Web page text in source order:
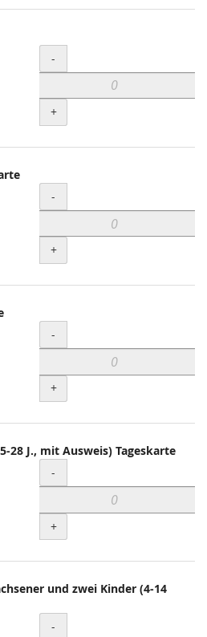
Menge
-
+
Menge
-
+
Menge
-
+
28 J., mit Ausweis) Tageskarte
Menge
-
+
und zwei Kinder (4-14
Menge
-